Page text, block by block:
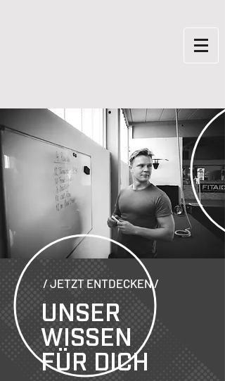
/ JETZT ENTDECKEN /
UNSER
WISSEN
FÜR DICH